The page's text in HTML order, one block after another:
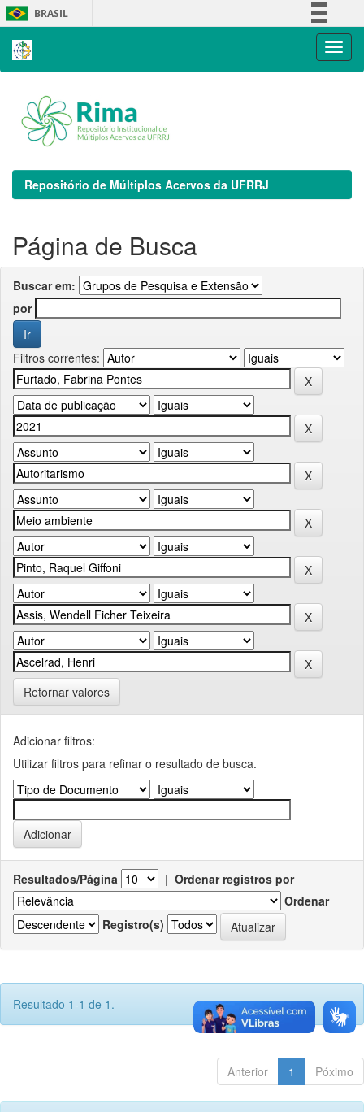
Skip
navigation
BRASIL
Repositório de Múltiplos Acervos da UFRRJ
Página de Busca
Buscar em:
por
Filtros correntes:
Retornar valores
Adicionar filtros:
Utilizar filtros para refinar o resultado de busca.
Resultados/Página | Ordenar registros por
Ordenar
Registro(s)
Resultado 1-1 de 1.
Anterior 1 Póximo